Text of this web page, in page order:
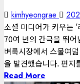
kimhyeongrae
소셜 미디어가 키우는
70여 년의 간극을 뛰
벼룩시장에서 스물여
을 발견했습니다. 편지
Read More